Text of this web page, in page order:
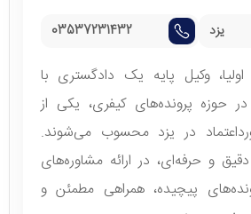
یزد 03537231432
وکیل پایه یک دادگستری با
حوزه پرونده‌های کیفری، یکی از
در یزد محسوب می‌شوند.
و حرفه‌ای، در ارائه مشاوره‌های
پیچیده، همراهی مطمئن و